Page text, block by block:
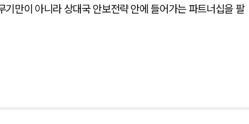
만이 아니라 상대국 안보전략 안에 들어가는 파트너십을 팔